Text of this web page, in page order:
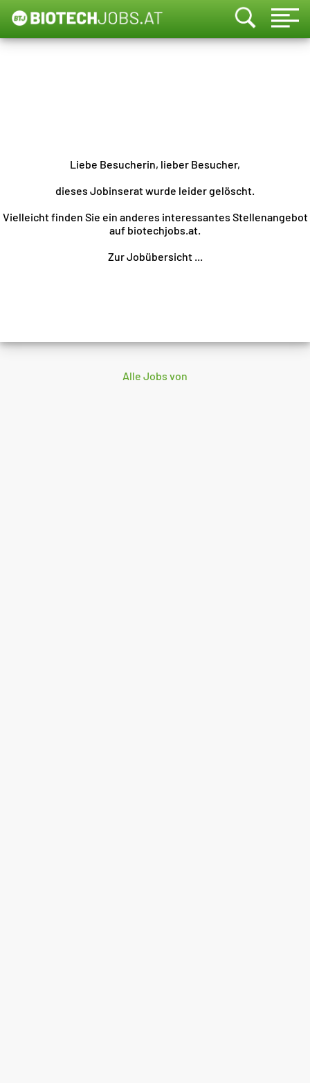
Liebe Besucherin, lieber Besucher,
dieses Jobinserat wurde leider gelöscht.
Vielleicht finden Sie ein anderes interessantes Stellenangebot
auf biotechjobs.at.
Zur Jobübersicht ...
Alle Jobs von